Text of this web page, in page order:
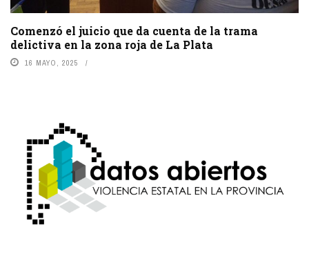
Comenzó el juicio que da cuenta de la trama
delictiva en la zona roja de La Plata
16 MAYO, 2025